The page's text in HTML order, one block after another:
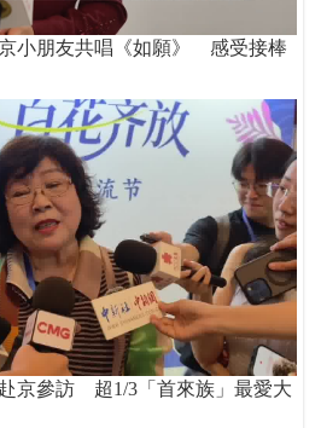
京小朋友共唱《如願》 感受接棒
赴京參訪 超1/3「首來族」最愛大